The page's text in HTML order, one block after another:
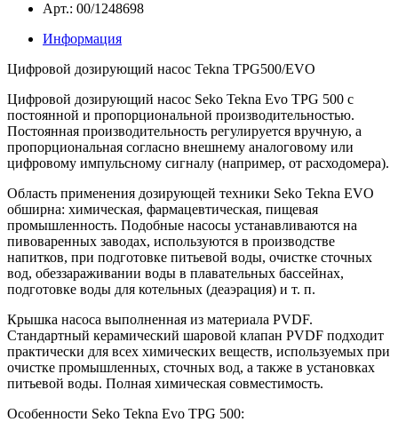
Арт.: 00/1248698
Информация
Цифровой дозирующий насос Tekna TPG500/EVO
Цифровой дозирующий насос Seko Tekna Evo TPG 500 с
постоянной и пропорциональной производительностью.
Постоянная производительность регулируется вручную, а
пропорциональная согласно внешнему аналоговому или
цифровому импульсному сигналу (например, от расходомера).
Область применения дозирующей техники Seko Tekna EVO
обширна: химическая, фармацевтическая, пищевая
промышленность. Подобные насосы устанавливаются на
пивоваренных заводах, используются в производстве
напитков, при подготовке питьевой воды, очистке сточных
вод, обеззараживании воды в плавательных бассейнах,
подготовке воды для котельных (деаэрация) и т. п.
Крышка насоса выполненная из материала PVDF.
Стандартный керамический шаровой клапан PVDF подходит
практически для всех химических веществ, используемых при
очистке промышленных, сточных вод, а также в установках
питьевой воды. Полная химическая совместимость.
Особенности Seko Tekna Evo TPG 500: